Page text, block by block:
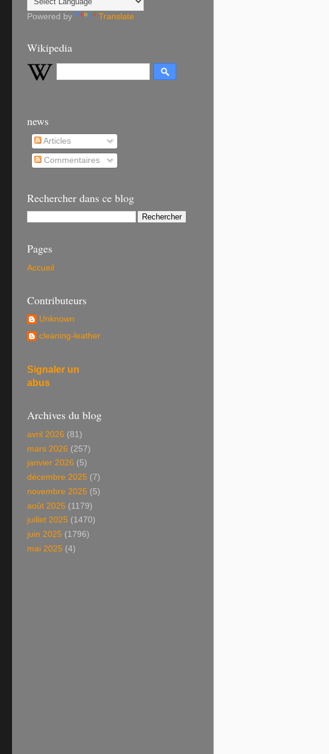
Powered by Translate
Wikipedia
news
Articles
Commentaires
Rechercher dans ce blog
Pages
Accueil
Contributeurs
Unknown
cleaning-leather
Signaler un
abus
Archives du blog
avril 2026 (81)
mars 2026 (257)
janvier 2026 (5)
décembre 2025 (7)
novembre 2025 (5)
août 2025 (1179)
juillet 2025 (1470)
juin 2025 (1796)
mai 2025 (4)